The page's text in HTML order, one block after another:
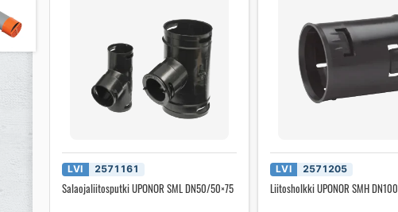
LVI 2571161
Salaojaliitosputki UPONOR SML DN50/50×75
LVI 2571205
Liitosholkki UPONOR SMH DN100